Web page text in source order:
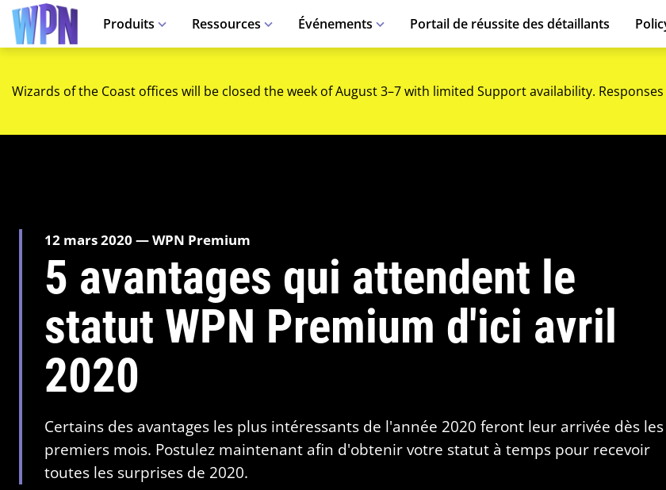
Produits Ressources Événements Portail de réussite des détaillants
Wizards of the Coast offices will be closed the week of August 3–7 with limited Support availability.
12 mars 2020 — WPN Premium
5 avantages qui attendent le
statut WPN Premium d'ici avril
2020
Certains des avantages les plus intéressants de l'année 2020 feront leur arrivée dès les
premiers mois. Postulez maintenant afin d'obtenir votre statut à temps pour recevoir
toutes les surprises de 2020.